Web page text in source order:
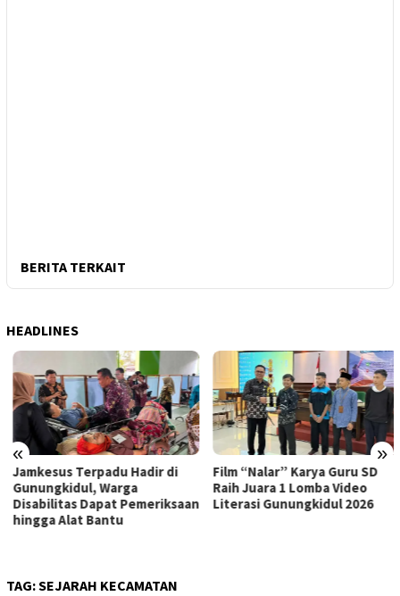
BERITA TERKAIT
HEADLINES
« »
Jamkesus Terpadu Hadir di
Gunungkidul, Warga
Disabilitas Dapat Pemeriksaan
hingga Alat Bantu
Film “Nalar” Karya Guru SD
Raih Juara 1 Lomba Video
Literasi Gunungkidul 2026
TAG:SEJARAH KECAMATAN